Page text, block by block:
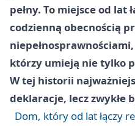
pełny. To miejsce od lat
codzienną obecnością
którzy umieją nie tylko
W tej historii
deklaracje, lecz zwykłe
Dom, który od lat łączy